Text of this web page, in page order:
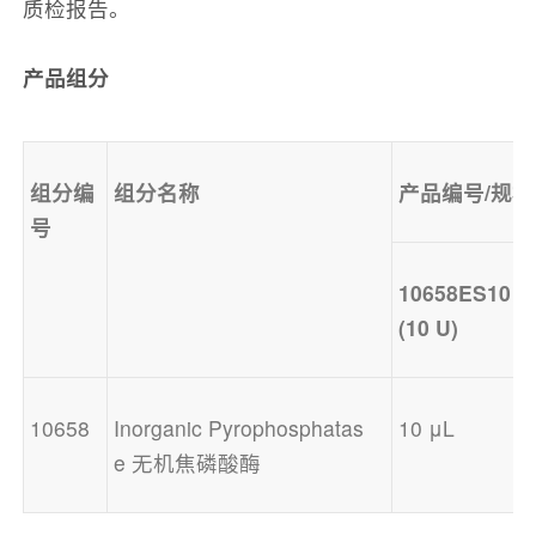
质检报告。
产品组分
组分编
号
组分名称 产品编号/规格
10658ES10
(10 U)
10658
Inorganic Pyrophosphatas
e 无机焦磷酸酶
10 μL